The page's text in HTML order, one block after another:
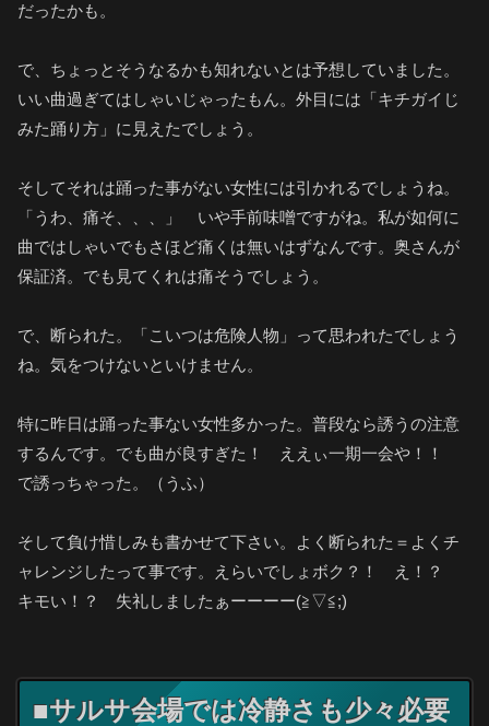
だったかも。
で、ちょっとそうなるかも知れないとは予想していました。
いい曲過ぎてはしゃいじゃったもん。外目には「キチガイじ
みた踊り方」に見えたでしょう。
そしてそれは踊った事がない女性には引かれるでしょうね。
「うわ、痛そ、、、」 いや手前味噌ですがね。私が如何に
曲ではしゃいでもさほど痛くは無いはずなんです。奥さんが
保証済。でも見てくれは痛そうでしょう。
で、断られた。「こいつは危険人物」って思われたでしょう
ね。気をつけないといけません。
特に昨日は踊った事ない女性多かった。普段なら誘うの注意
するんです。でも曲が良すぎた！ ええぃ一期一会や！！
で誘っちゃった。（うふ）
そして負け惜しみも書かせて下さい。よく断られた＝よくチ
ャレンジしたって事です。えらいでしょボク？！ え！？
キモい！？ 失礼しましたぁーーーー(≧▽≦;)
■サルサ会場では冷静さも少々必要